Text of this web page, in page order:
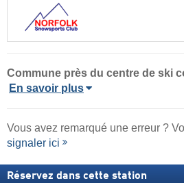
Commune près du centre de ski
En savoir plus
Vous avez remarqué une erreur ?
signaler ici
Réservez dans cette station